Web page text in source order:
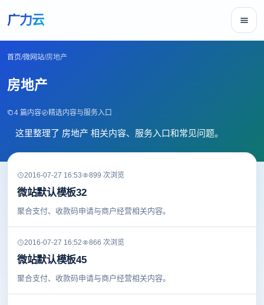
广力云
首页/微网站/房地产
房地产
4 篇内容 精选内容与服务入口
这里整理了 房地产 相关内容、服务入口和常见问题。
2016-07-27 16:53 899 次浏览
微站默认模板32
聚合支付、收款码申请与商户经营相关内容。
2016-07-27 16:52 866 次浏览
微站默认模板45
聚合支付、收款码申请与商户经营相关内容。